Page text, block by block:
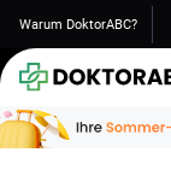
Warum DoktorABC?